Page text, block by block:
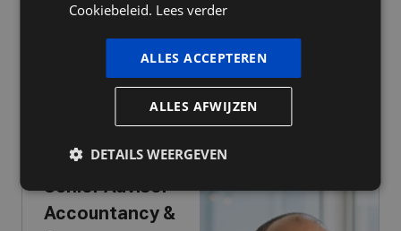
vacature
Solliciteer nu voor
Senior Advisor
Accountancy &
Cookiebeleid. Lees verder
ALLES ACCEPTEREN
ALLES AFWIJZEN
DETAILS WEERGEVEN